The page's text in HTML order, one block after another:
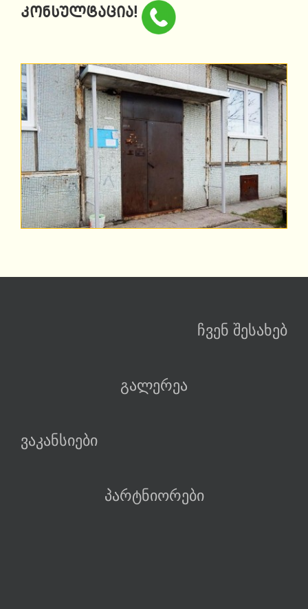
კონსულტაცია!
ჩვენ შესახებ
გალერეა
ვაკანსიები
პარტნიორები